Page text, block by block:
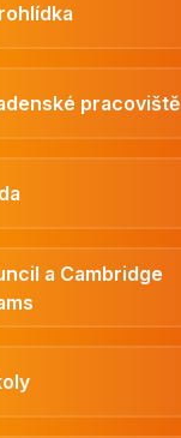
pracoviště
a Cambridge